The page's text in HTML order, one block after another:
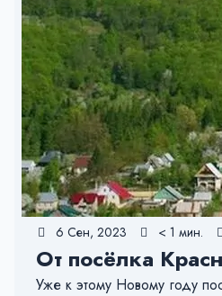
6 Сен, 2023 < 1 мин.
От посёлка
Уже к этому Новому году